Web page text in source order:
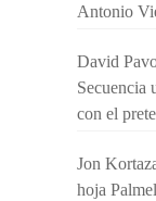
Antonio
David
Secuencia
con el
Jon
hoja